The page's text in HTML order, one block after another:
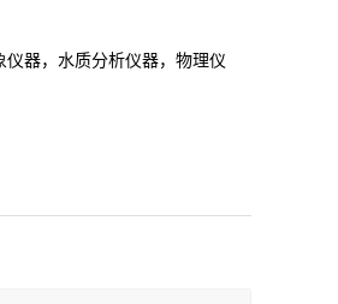
器，水质分析仪器，物理仪